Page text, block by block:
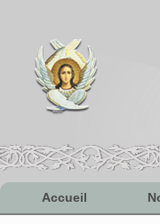
Accueil